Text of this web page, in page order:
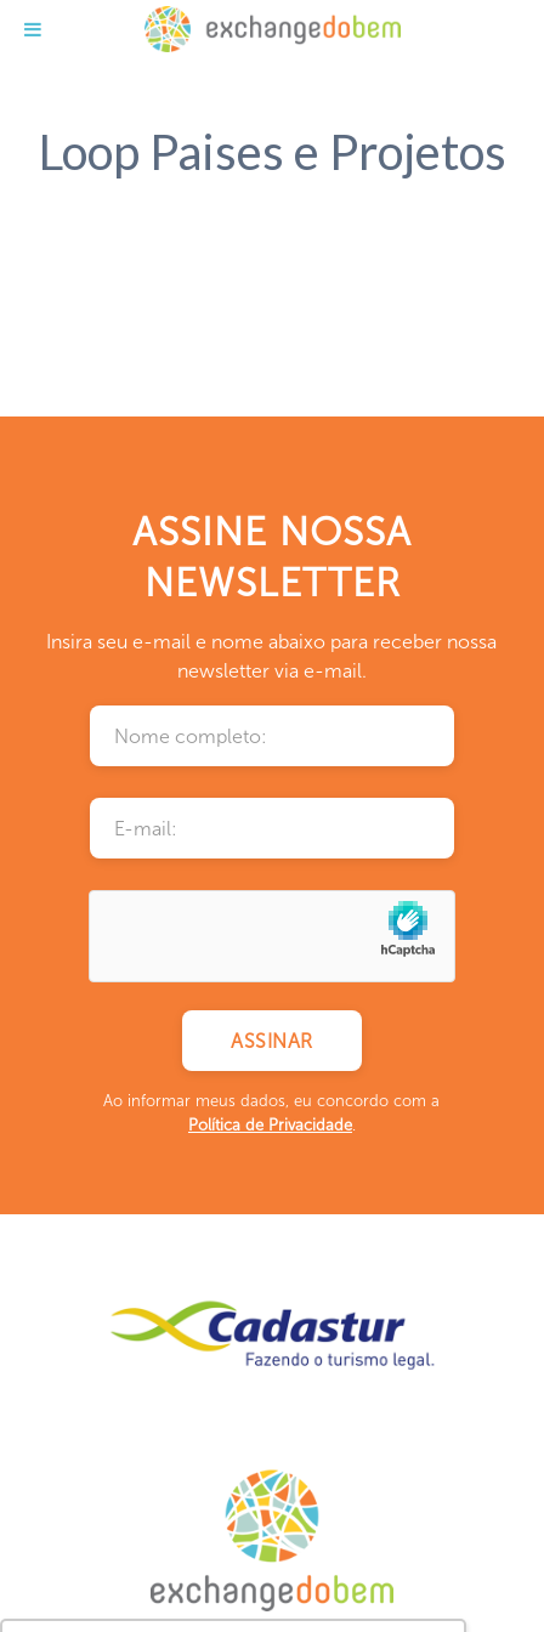
Loop Paises e Projetos
ASSINE NOSSA
NEWSLETTER
Insira seu e-mail e nome abaixo para receber nossa
newsletter via e-mail.
Ao informar meus dados, eu concordo com a
Política de Privacidade.
Exchange do Bem